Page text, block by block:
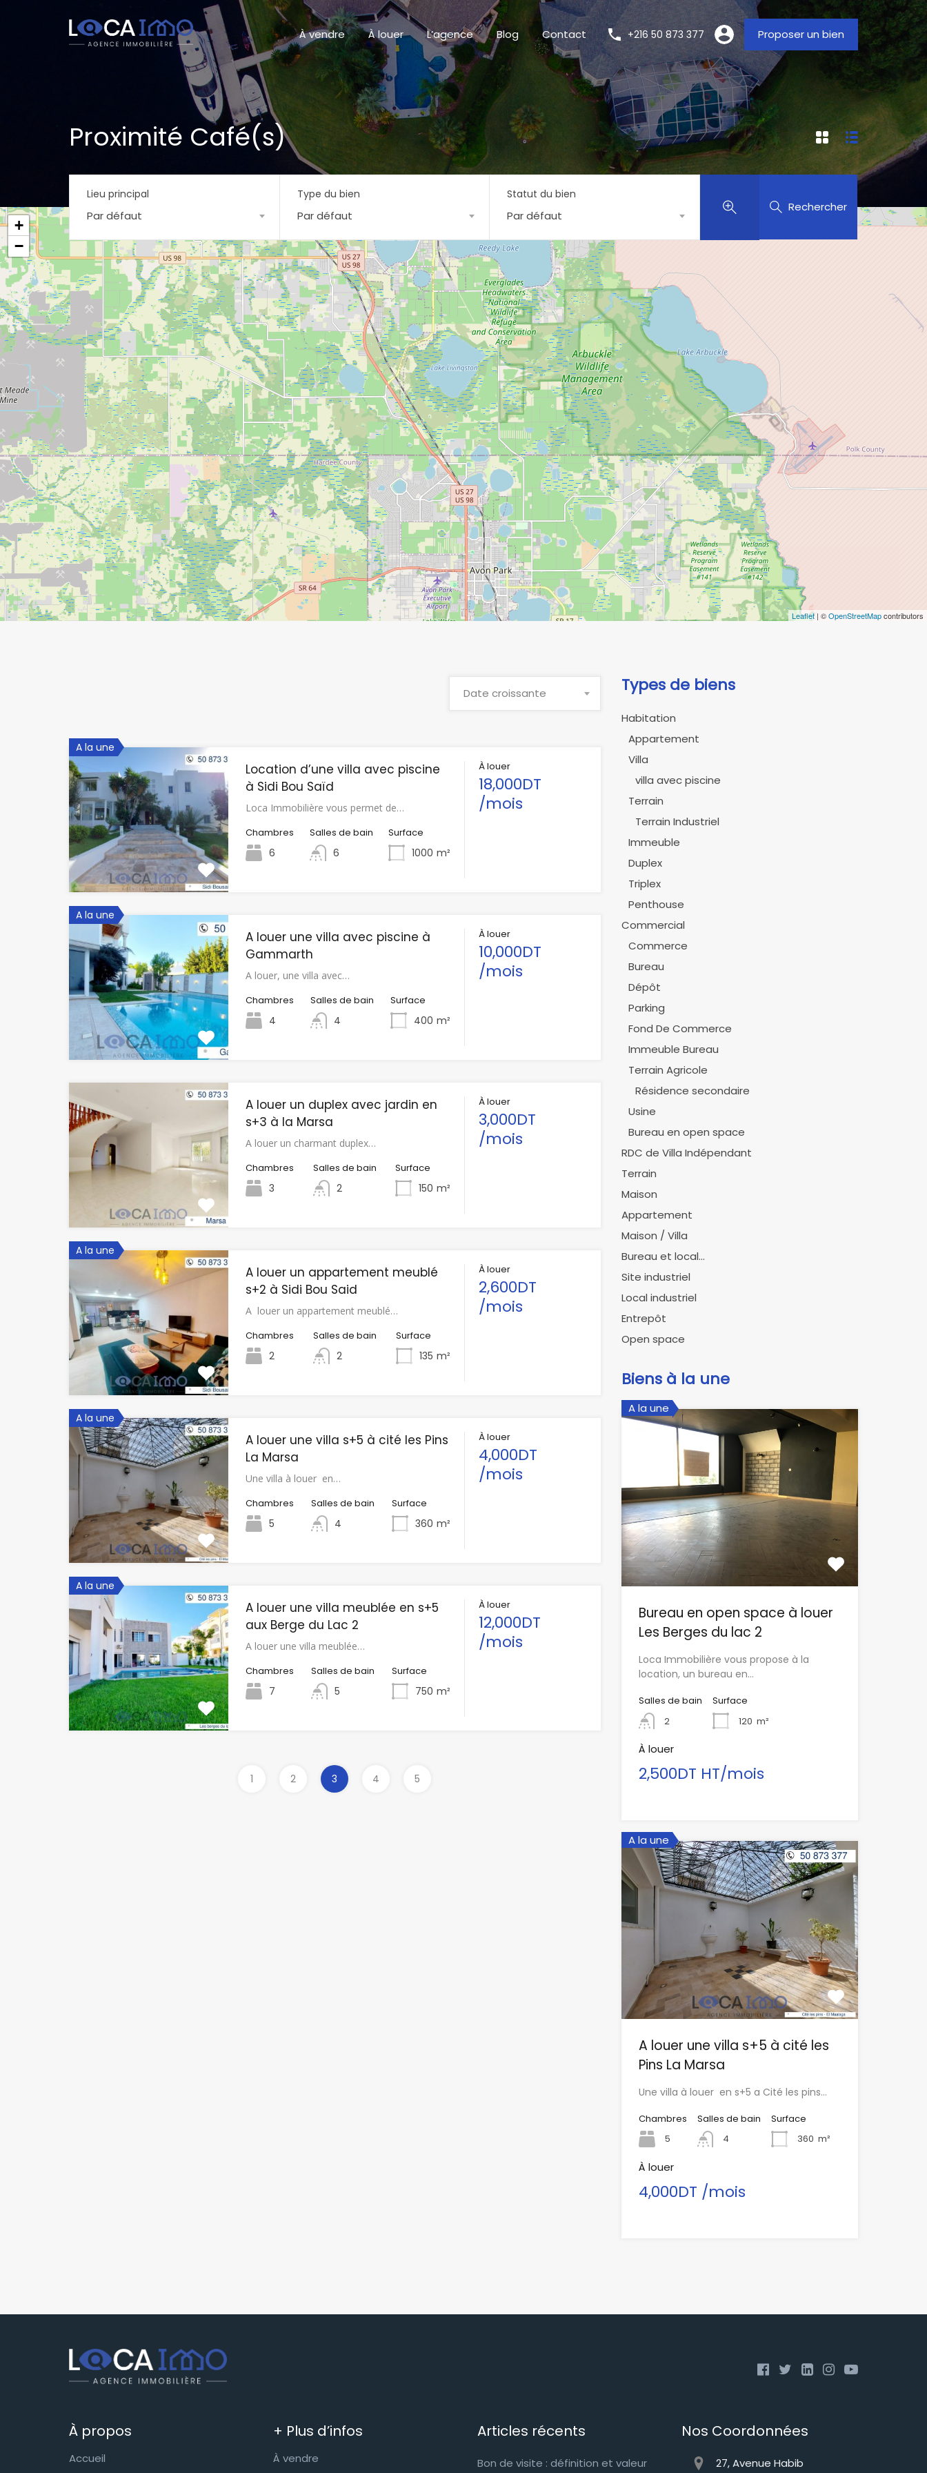
À vendre À louer L’agence Blog Contact +216 50 873 377 Proposer un bien
Proximité Café(s)
Lieu principal
Par défaut
Type du bien
Par défaut
Statut du bien
Par défaut
Rechercher
+
−
Leaflet| ©OpenStreetMapcontributors
Date croissante
A la une
Location d’une villa avec piscine
à Sidi Bou Saïd
Loca Immobilière vous permet de…
Chambres
6
Salles de bain
6
Surface
1000 m²
À louer
18,000DT
/mois
A la une
A louer une villa avec piscine à
Gammarth
A louer, une villa avec…
Chambres
4
Salles de bain
4
Surface
400 m²
À louer
10,000DT
/mois
A louer un duplex avec jardin en
s+3 à la Marsa
A louer un charmant duplex…
Chambres
3
Salles de bain
2
Surface
150 m²
À louer
3,000DT
/mois
A la une
A louer un appartement meublé
s+2 à Sidi Bou Said
A louer un appartement meublé…
Chambres
2
Salles de bain
2
Surface
135 m²
À louer
2,600DT
/mois
A la une
A louer une villa s+5 à cité les Pins
La Marsa
Une villa à louer en…
Chambres
5
Salles de bain
4
Surface
360 m²
À louer
4,000DT
/mois
A la une
A louer une villa meublée en s+5
aux Berge du Lac 2
A louer une villa meublée…
Chambres
7
Salles de bain
5
Surface
750 m²
À louer
12,000DT
/mois
1 2 3 4 5
Types de biens
Habitation
Appartement
Villa
villa avec piscine
Terrain
Terrain Industriel
Immeuble
Duplex
Triplex
Penthouse
Commercial
Commerce
Bureau
Dépôt
Parking
Fond De Commerce
Immeuble Bureau
Terrain Agricole
Résidence secondaire
Usine
Bureau en open space
RDC de Villa Indépendant
Terrain
Maison
Appartement
Maison / Villa
Bureau et local...
Site industriel
Local industriel
Entrepôt
Open space
Biens à la une
A la une
Bureau en open space à louer
Les Berges du lac 2
Loca Immobilière vous propose à la
location, un bureau en…
Salles de bain
2
Surface
120 m²
À louer
2,500DT HT/mois
A la une
A louer une villa s+5 à cité les
Pins La Marsa
Une villa à louer en s+5 a Cité les pins…
Chambres
5
Salles de bain
4
Surface
360 m²
À louer
4,000DT /mois
À propos
Accueil
+ Plus d’infos
À vendre
Articles récents
Bon de visite : définition et valeur
Nos Coordonnées
27, Avenue Habib